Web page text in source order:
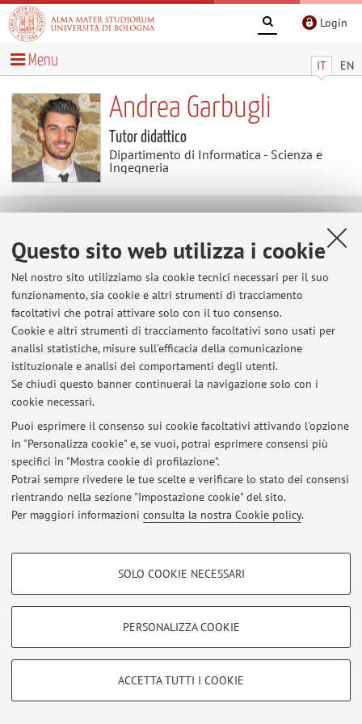
Questo sito web utilizza i cookie
Nel nostro sito utilizziamo sia cookie tecnici necessari per il suo
funzionamento, sia cookie e altri strumenti di tracciamento
facoltativi che potrai attivare solo con il tuo consenso.
Cookie e altri strumenti di tracciamento facoltativi sono usati per
analisi statistiche, misure sull'efficacia della comunicazione
istituzionale e analisi dei comportamenti degli utenti.
Se chiudi questo banner continuerai la navigazione solo con i
cookie necessari.
Puoi esprimere il consenso sui cookie facoltativi attivando l'opzione
in "Personalizza cookie" e, se vuoi, potrai esprimere consensi più
specifici in "Mostra cookie di profilazione".
Potrai sempre rivedere le tue scelte e verificare lo stato dei consensi
rientrando nella sezione "Impostazione cookie" del sito.
Per maggiori informazioni consulta la nostra Cookie policy.
COOKIE DI PROFILAZIONE - FACOLTATIVI
COOKIE TECNICI - NECESSARI
Si tratta di cookie tecnici utilizzati, a titolo esemplificativo, per il corretto
SOLO COOKIE NECESSARI
PERSONALIZZA COOKIE
ACCETTA TUTTI I COOKIE
Login
IT EN
Menu
Andrea Garbugli
Tutor didattico
Dipartimento di Informatica - Scienza e
Ingegneria
Ultimi avvisi
Al momento non sono presenti avvisi.
Area riservata
Accedi tramite
|Note legali| Impostazioni Cookie